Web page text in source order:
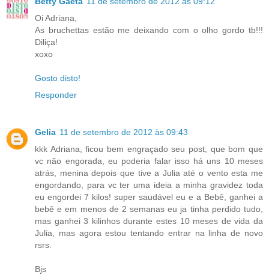
Oi Adriana,
As bruchettas estão me deixando com o olho gordo tb!!!
Diliça!
xoxo
Gosto disto!
Responder
Gelia 11 de setembro de 2012 às 09:43
kkk Adriana, ficou bem engraçado seu post, que bom que
vc não engorada, eu poderia falar isso há uns 10 meses
atrás, menina depois que tive a Julia até o vento esta me
engordando, para vc ter uma ideia a minha gravidez toda
eu engordei 7 kilos! super saudável eu e a Bebê, ganhei a
bebê e em menos de 2 semanas eu ja tinha perdido tudo,
mas ganhei 3 kilinhos durante estes 10 meses de vida da
Julia, mas agora estou tentando entrar na linha de novo
rsrs.
Bjs